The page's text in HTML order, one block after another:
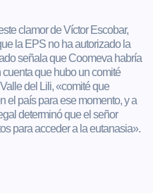
clamor de Víctor Escobar,
la EPS no ha autorizado la
señala que Coomeva habría
que hubo un comité
del Lili, «comité que
el país para ese momento, y a
determinó que el señor
para acceder a la eutanasia».